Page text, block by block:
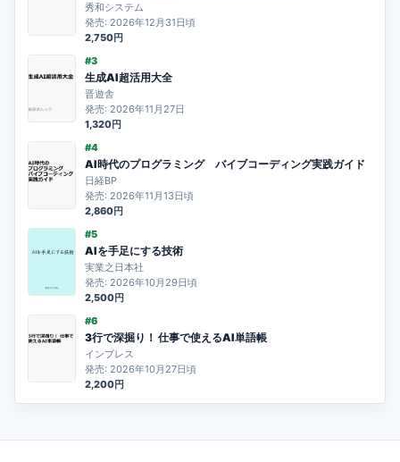
秀和システム
発売: 2026年12月31日頃
2,750円
#3
生成AI超活用大全
晋遊舎
発売: 2026年11月27日
1,320円
#4
AI時代のプログラミング バイブコーディング実践ガイド
日経BP
発売: 2026年11月13日頃
2,860円
#5
AIを手足にする技術
実業之日本社
発売: 2026年10月29日頃
2,500円
#6
3行で深掘り！ 仕事で使えるAI単語帳
インプレス
発売: 2026年10月27日頃
2,200円